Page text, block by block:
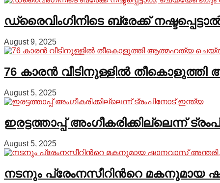
ഡ്രൈവിംഗിനിടെ ബ്രേക്ക്
August 9, 2025
76 കാരന്‍ വീടിനുള്ളില്‍
August 5, 2025
ഇരട്ടത്താപ്പ് അംഗീകരിക്കില്ലെന്ന്
August 5, 2025
നടനും പ്രേംനസീറിന്‍റെ മകനുമായ